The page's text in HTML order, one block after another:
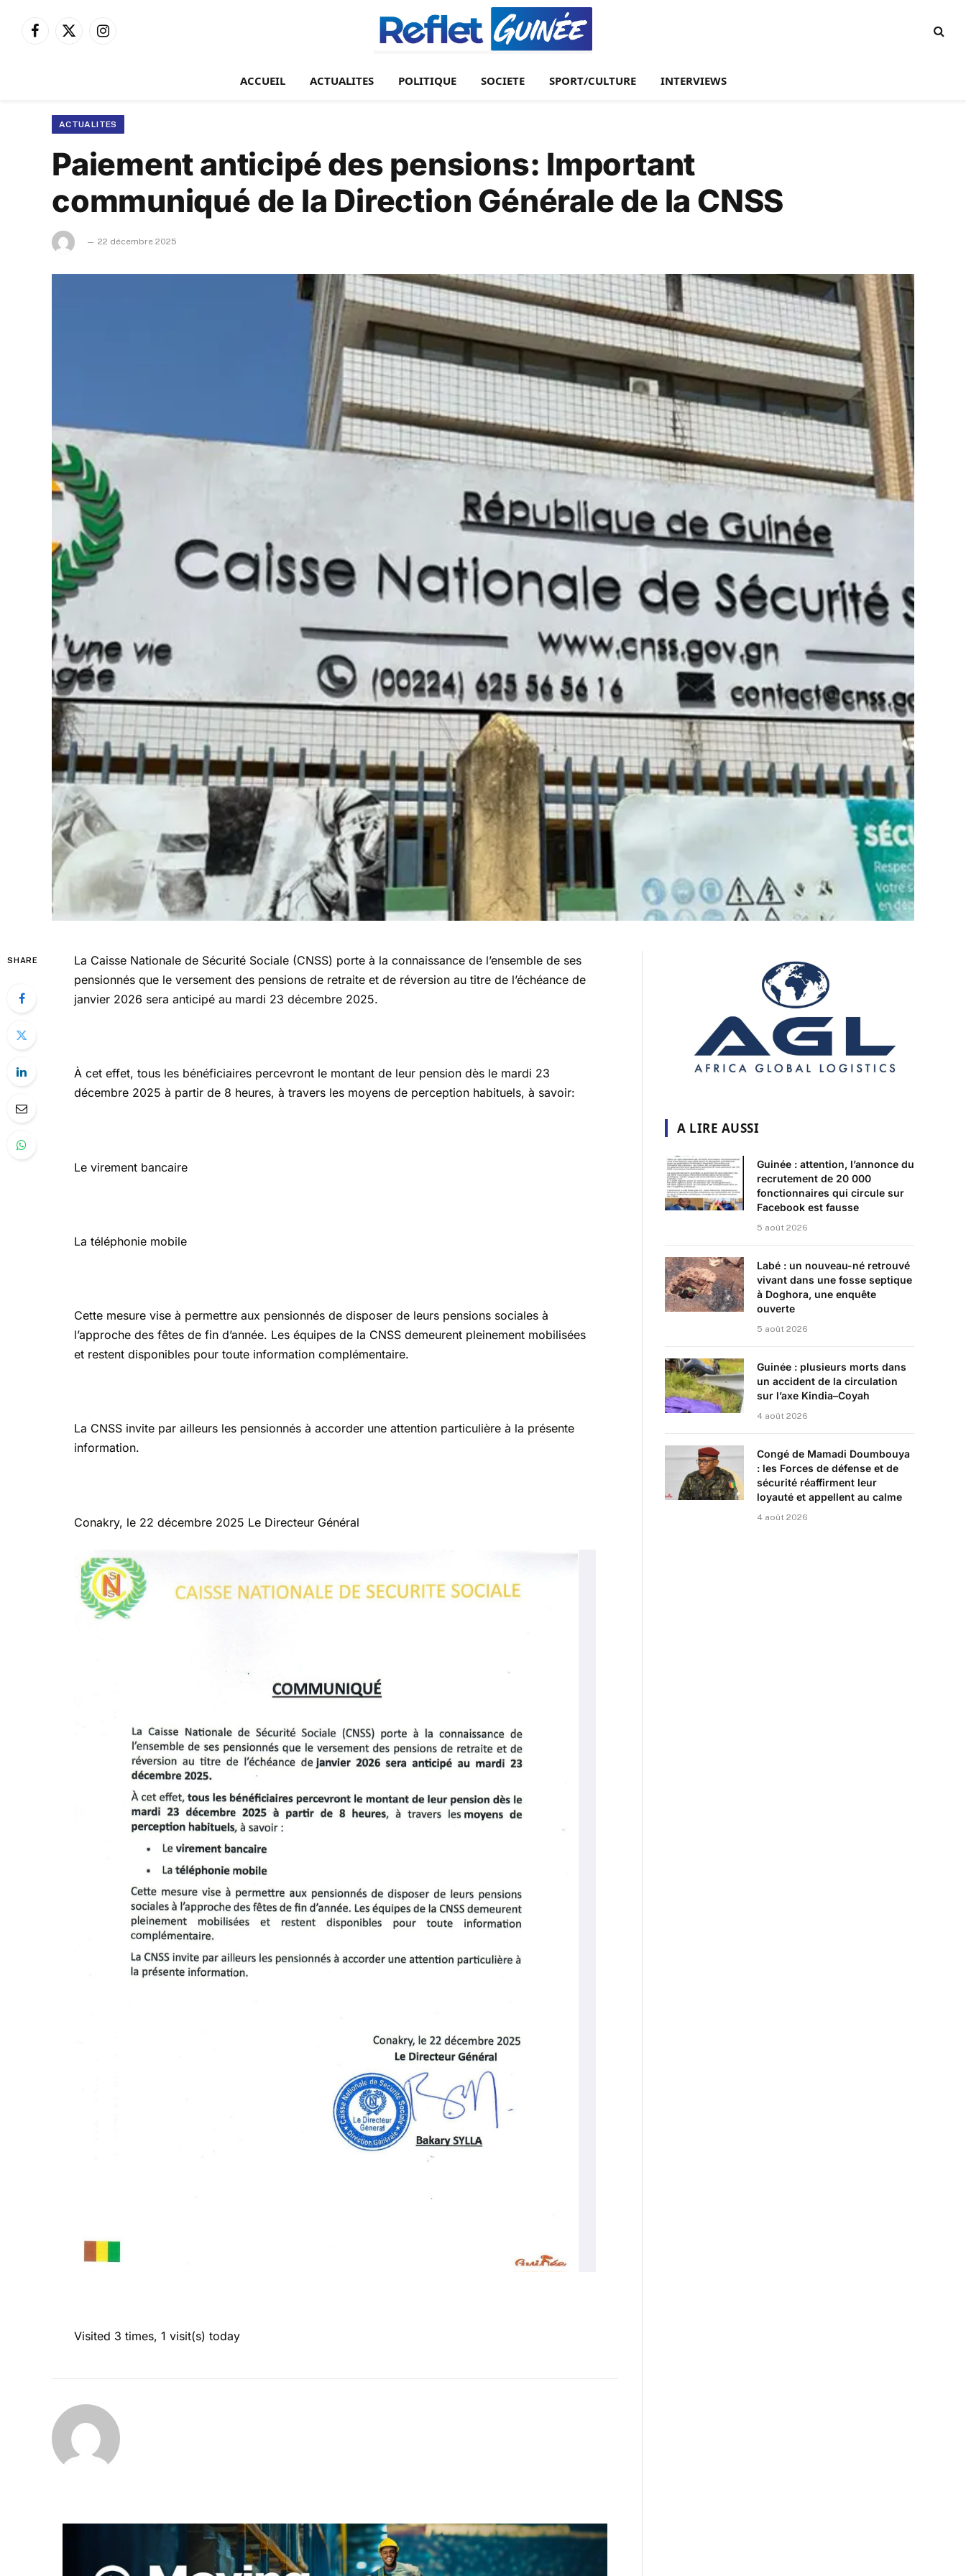
Facebook
X
Instagram
ACCUEIL ACTUALITES POLITIQUE SOCIETE SPORT/CULTURE INTERVIEWS
ACTUALITES
Paiement anticipé des pensions: Important
communiqué de la Direction Générale de la CNSS
22 décembre 2025
SHARE
La Caisse Nationale de Sécurité Sociale (CNSS) porte à la connaissance de l’ensemble de ses
pensionnés que le versement des pensions de retraite et de réversion au titre de l’échéance de
janvier 2026 sera anticipé au mardi 23 décembre 2025.
À cet effet, tous les bénéficiaires percevront le montant de leur pension dès le mardi 23
décembre 2025 à partir de 8 heures, à travers les moyens de perception habituels, à savoir:
Le virement bancaire
La téléphonie mobile
Cette mesure vise à permettre aux pensionnés de disposer de leurs pensions sociales à
l’approche des fêtes de fin d’année. Les équipes de la CNSS demeurent pleinement mobilisées
et restent disponibles pour toute information complémentaire.
La CNSS invite par ailleurs les pensionnés à accorder une attention particulière à la présente
information.
Conakry, le 22 décembre 2025 Le Directeur Général
Visited 3 times, 1 visit(s) today
A LIRE AUSSI
Guinée : attention, l’annonce du
recrutement de 20 000
fonctionnaires qui circule sur
Facebook est fausse
5 août 2026
Labé : un nouveau-né retrouvé
vivant dans une fosse septique
à Doghora, une enquête
ouverte
5 août 2026
Guinée : plusieurs morts dans
un accident de la circulation
sur l’axe Kindia–Coyah
4 août 2026
Congé de Mamadi Doumbouya
: les Forces de défense et de
sécurité réaffirment leur
loyauté et appellent au calme
4 août 2026